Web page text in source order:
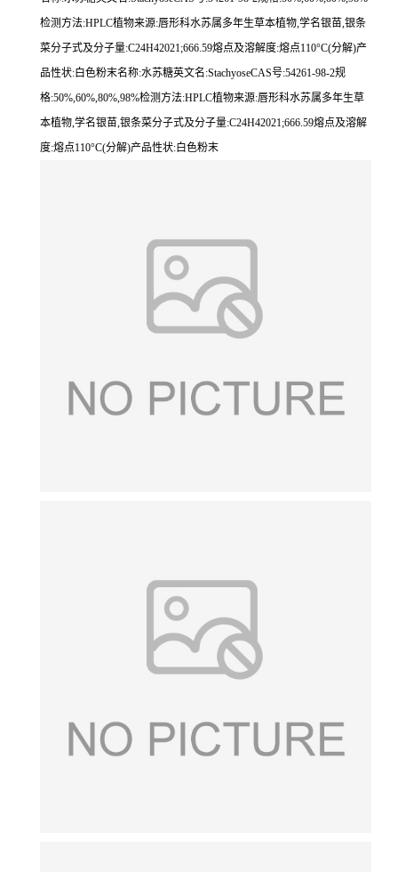
检测方法:HPLC植物来源:唇形科水苏属多年生草本植物,学名银苗,银条
菜分子式及分子量:C24H42021;666.59熔点及溶解度:熔点110°C(分解)产
品性状:白色粉末名称:水苏糖英文名:StachyoseCAS号:54261-98-2规
格:50%,60%,80%,98%检测方法:HPLC植物来源:唇形科水苏属多年生草
本植物,学名银苗,银条菜分子式及分子量:C24H42021;666.59熔点及溶解
度:熔点110°C(分解)产品性状:白色粉末